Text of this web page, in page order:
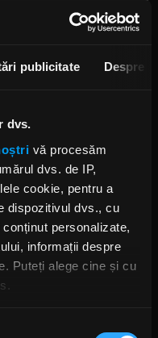
publicitate Despre
dvs.
vă procesăm
dvs. de IP,
cookie, pentru a
dispozitivul dvs., cu
personalizate,
informații despre
Puteți alege cine și cu
poate fi
Horizon